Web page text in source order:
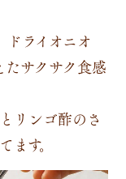
ドライオニオ
たサクサク食感
リンゴ酢のさ
す。